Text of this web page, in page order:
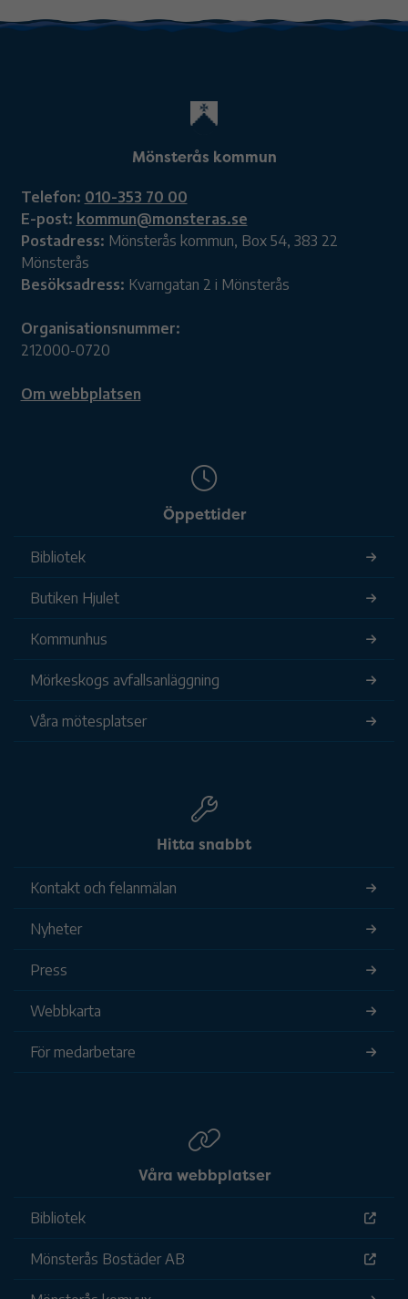
Mönsterås kommun
Telefon: 010-353 70 00
E-post: kommun@monsteras.se
Postadress: Mönsterås kommun, Box 54, 383 22
Mönsterås
Besöksadress: Kvarngatan 2 i Mönsterås
Organisationsnummer:
212000-0720
Om webbplatsen
Öppettider
Bibliotek
Butiken Hjulet
Kommunhus
Mörkeskogs avfallsanläggning
Våra mötesplatser
Hitta snabbt
Kontakt och felanmälan
Nyheter
Press
Webbkarta
För medarbetare
Våra webbplatser
Bibliotek
Mönsterås Bostäder AB